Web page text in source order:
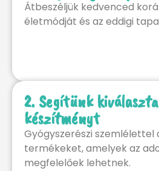
Átbeszéljük kedvenced
életmódját és az eddigi
2. Segítünk
készítményt
Gyógyszerészi szemlélettel
termékeket, amelyek az
megfelelőek lehetnek.